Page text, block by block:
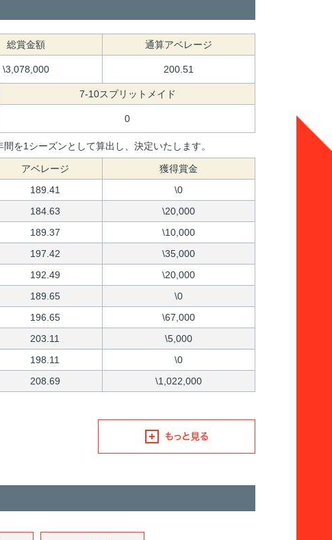
総賞金額 通算アベレージ
\3,078,000 200.51
7-10スプリットメイド
0
を1シーズンとして算出し、決定いたします。
アベレージ
獲得賞金
189.41
\0
184.63
\20,000
189.37
\10,000
197.42
\35,000
192.49
\20,000
189.65
\0
196.65
\67,000
203.11
\5,000
198.11
\0
208.69 \1,022,000